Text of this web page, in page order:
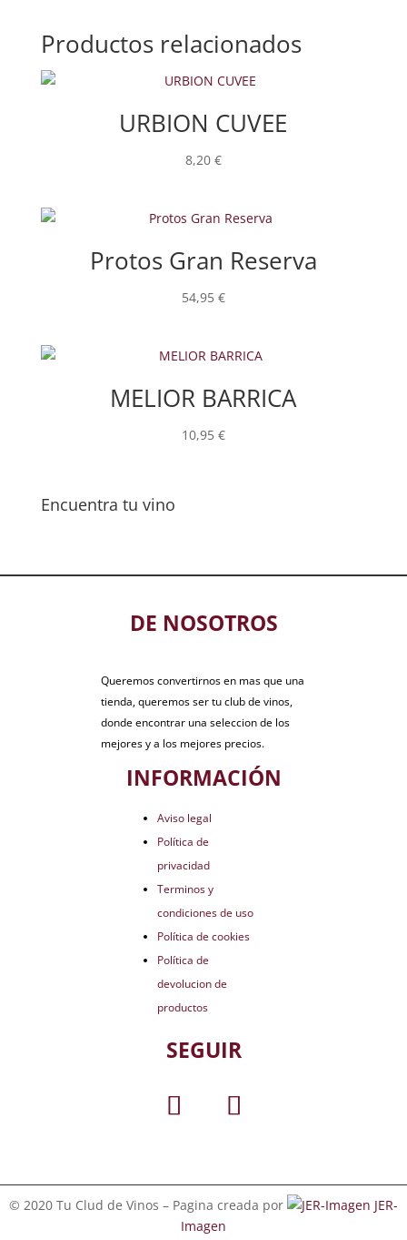
Productos relacionados
URBION CUVEE
8,20 €
Protos Gran Reserva
54,95 €
MELIOR BARRICA
10,95 €
Encuentra tu vino
DE NOSOTROS
Queremos convertirnos en mas que una
tienda, queremos ser tu club de vinos,
donde encontrar una seleccion de los
mejores y a los mejores precios.
INFORMACIÓN
Aviso legal
Política de
privacidad
Terminos y
condiciones de uso
Política de cookies
Política de
devolucion de
productos
SEGUIR
© 2020 Tu Clud de Vinos – Pagina creada por
JER-
Imagen